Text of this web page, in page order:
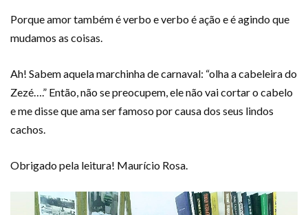
Porque amor também é verbo e verbo é ação e é agindo que
mudamos as coisas.
Ah! Sabem aquela marchinha de carnaval: “olha a cabeleira do
Zezé….” Então, não se preocupem, ele não vai cortar o cabelo
e me disse que ama ser famoso por causa dos seus lindos
cachos.
Obrigado pela leitura! Maurício Rosa.